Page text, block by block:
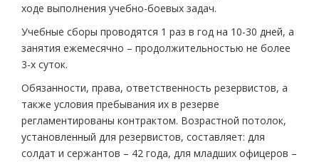
ходе выполнения учебно-боевых задач.
Учебные сборы проводятся 1 раз в год на 10-30 дней, а
занятия ежемесячно – продолжительностью не более
3-х суток.
Обязанности, права, ответственность резервистов, а
также условия пребывания их в резерве
регламентированы контрактом. Возрастной потолок,
установленный для резервистов, составляет: для
солдат и сержантов – 42 года, для младших офицеров –